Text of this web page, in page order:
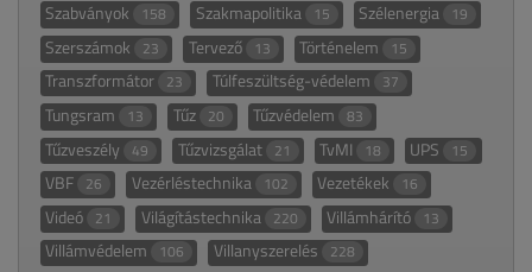
Szabványok 158 Szakmapolitika 15 Szélenergia 19
Szerszámok 23 Tervező 13 Történelem 15
Transzformátor 23 Túlfeszültség-védelem 37
Tungsram 13 Tűz 20 Tűzvédelem 83
Tűzveszély 49 Tűzvizsgálat 21 TvMI 18 UPS 15
VBF 26 Vezérléstechnika 102 Vezetékek 16
Videó 21 Világítástechnika 220 Villámhárító 13
Villámvédelem 106 Villanyszerelés 228